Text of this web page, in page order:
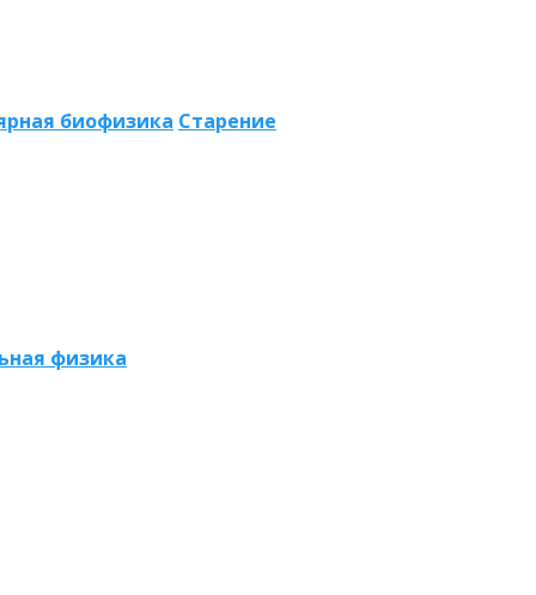
биофизика Старение
физика